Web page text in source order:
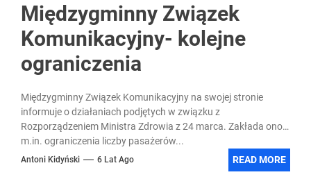
Międzygminny Związek
Komunikacyjny- kolejne
ograniczenia
Międzygminny Związek Komunikacyjny na swojej stronie
informuje o działaniach podjętych w związku z
Rozporządzeniem Ministra Zdrowia z 24 marca. Zakłada ono
m.in. ograniczenia liczby pasażerów...
Antoni Kidyński 6 Lat Ago READ MORE